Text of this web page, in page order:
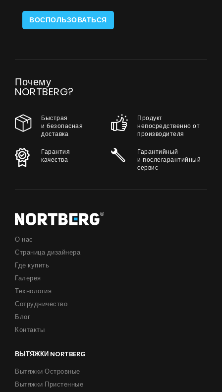
ВОСПОЛЬЗОВАТЬСЯ
Почему
NORTBERG?
Быстрая
и безопасная
доставка
Продукт
непосредственно от
производителя
Гарантия
качества
Гарантийный
и послегарантийный
сервис
О нас
Страница дизайнера
Где купить
Галерея
Технология
Сотрудничество
Блог
Контакты
ВЫТЯЖКИ NORTBERG
Вытяжки Островные
Вытяжки Пристенные